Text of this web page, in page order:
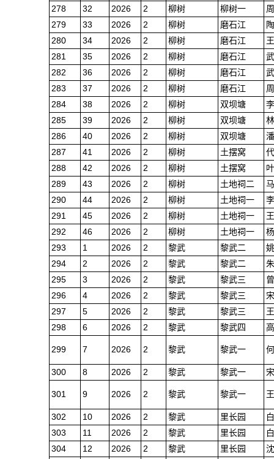
278
32 2026 2 柳树 柳树一
279
33 2026 2 柳树 磨石江
280
34 2026 2 柳树 磨石江
281
35 2026 2 柳树 磨石江
282
36 2026 2 柳树 磨石江
283
37 2026 2 柳树 磨石江
284
38 2026 2 柳树 双坝塘
285
39 2026 2 柳树 双坝塘
286
40 2026 2 柳树 双坝塘
287
41 2026 2 柳树 土摆窝
288
42 2026 2 柳树 土摆窝
289
43 2026 2 柳树 土地祠二
290
44 2026 2 柳树 土地祠一
291
45 2026 2 柳树 土地祠一
292
46 2026 2 柳树 土地祠一
293
1 2026 2 黎武 黎武二
294
2 2026 2 黎武 黎武二
295
3 2026 2 黎武 黎武三
296
4 2026 2 黎武 黎武三
297
5 2026 2 黎武 黎武三
298
6 2026 2 黎武 黎武四
299 7 2026 2 黎武 黎武一
300 8 2026 2 黎武 黎武一
301 9 2026 2 黎武 黎武一
302 10 2026 2 黎武 里长园
303
11 2026 2 黎武 里长园
304
12 2026 2 黎武 里长园